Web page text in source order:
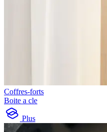
Coffres-forts
Boite a cle
Plus